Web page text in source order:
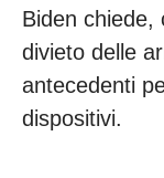
Biden chiede,
divieto delle
antecedenti
dispositivi.